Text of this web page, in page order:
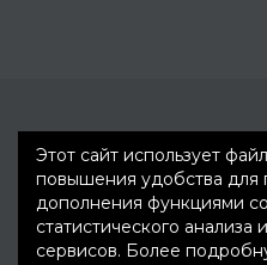
Этот сайт использует
повышения удобства для
дополнения функциями
статистического
сервисов. Более